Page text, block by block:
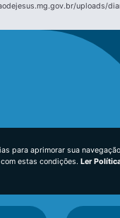
uploads/
para aprimorar sua
estas condições. Ler